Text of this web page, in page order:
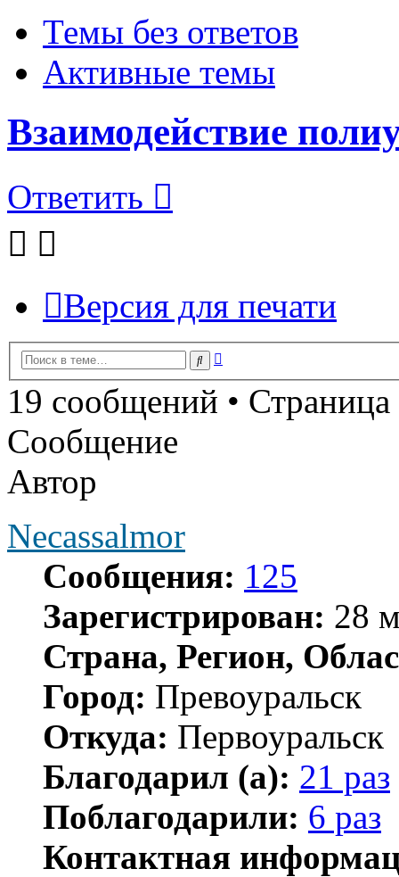
Темы без ответов
Активные темы
Взаимодействие
Ответить
Версия для печати
Поиск
19 сообщений • Страница
Сообщение
Автор
Necassalmor
Сообщения: 125
Зарегистрирован: 28
Страна, Регион,
Город: Превоуральск
Откуда: Первоуральск
Благодарил (а): 21 раз
Поблагодарили: 6 раз
Контактная